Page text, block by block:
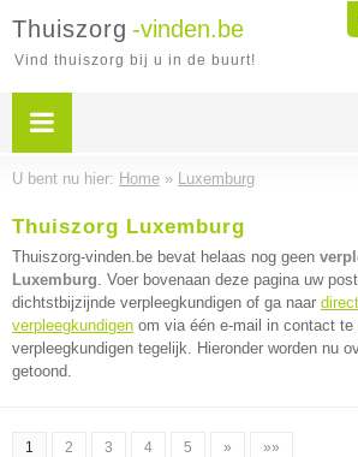
Thuiszorg -vinden.be
Vind thuiszorg bij u in de buurt!
U bent nu hier: Home » Luxemburg
Thuiszorg Luxemburg
Thuiszorg-vinden.be bevat helaas nog geen
Luxemburg. Voer bovenaan deze pagina uw
dichtstbijzijnde verpleegkundigen of ga naar
verpleegkundigen om via één e-mail in contact te
verpleegkundigen tegelijk. Hieronder worden nu
getoond.
1 2 3 4 5 » »»